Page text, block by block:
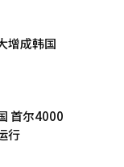
增成韩国
首尔4000
行